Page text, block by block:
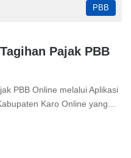
PBB
Pajak PBB
PBB Online melalui Aplikasi
Karo Online yang…